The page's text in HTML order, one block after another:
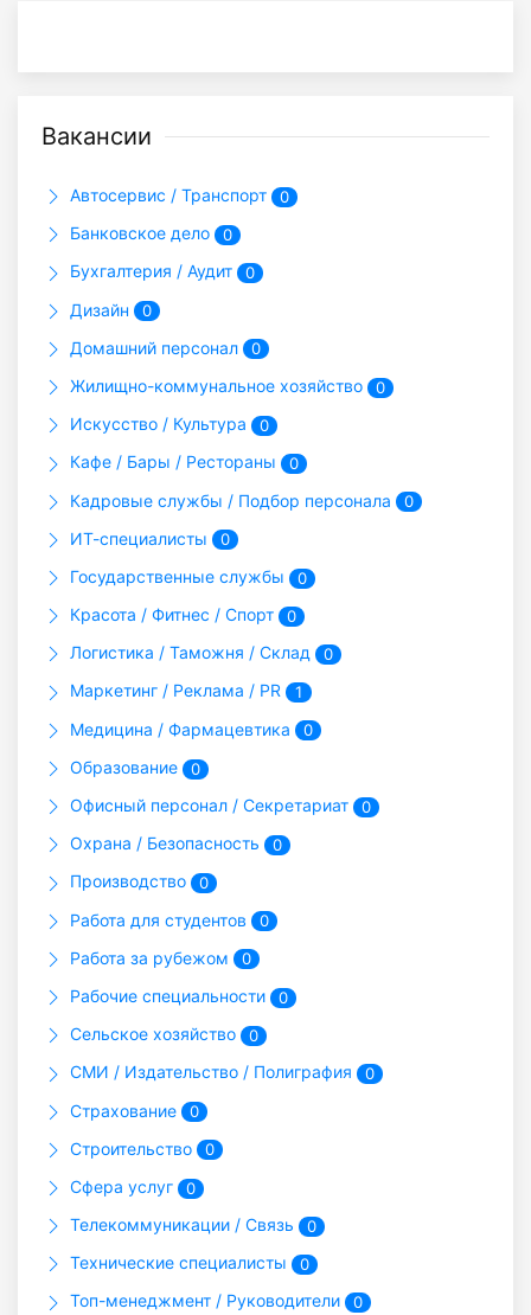
Вакансии
Автосервис / Транспорт 0
Банковское дело 0
Бухгалтерия / Аудит 0
Дизайн 0
Домашний персонал 0
Жилищно-коммунальное хозяйство 0
Искусство / Культура 0
Кафе / Бары / Рестораны 0
Кадровые службы / Подбор персонала 0
ИТ-специалисты 0
Государственные службы 0
Красота / Фитнес / Спорт 0
Логистика / Таможня / Склад 0
Маркетинг / Реклама / PR 1
Медицина / Фармацевтика 0
Образование 0
Офисный персонал / Секретариат 0
Охрана / Безопасность 0
Производство 0
Работа для студентов 0
Работа за рубежом 0
Рабочие специальности 0
Сельское хозяйство 0
СМИ / Издательство / Полиграфия 0
Страхование 0
Строительство 0
Сфера услуг 0
Телекоммуникации / Связь 0
Технические специалисты 0
Топ-менеджмент / Руководители 0